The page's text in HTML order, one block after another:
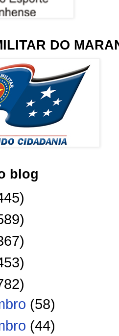
DO
blog
(58)
(44)